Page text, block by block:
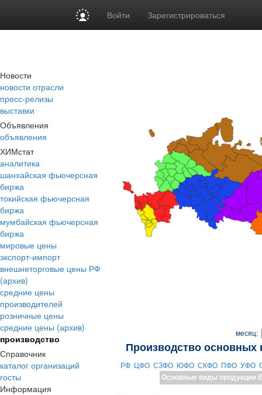
Войти Зарегистрироваться
Новости
новости отрасли
пресс-релизы
выставки
Объявления
объявления
ХИМстат
аналитика
шанхайская фьючерсная
биржа
токийская фьючерсная
биржа
мумбайская фьючерсная
биржа
мировые цены
экспорт-импорт
внешнеторговые цены РФ
(архив)
средние цены
производителей
розничные цены
средние цены (архив)
производство
Справочник
каталог организаций
госты
Информация
месяц:
Производство основных
РФ ЦФО СЗФО ЮФО СКФО ПФО УФО
Основные виды продукции